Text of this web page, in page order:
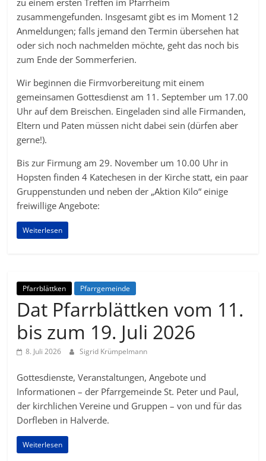
zusammengefunden. Insgesamt gibt es im Moment 12
Anmeldungen; falls jemand den Termin übersehen hat
oder sich noch nachmelden möchte, geht das noch bis
zum Ende der Sommerferien.
Wir beginnen die Firmvorbereitung mit einem
gemeinsamen Gottesdienst am 11. September um 17.00
Uhr auf dem Breischen. Eingeladen sind alle Firmanden,
Eltern und Paten müssen nicht dabei sein (dürfen aber
gerne!).
Bis zur Firmung am 29. November um 10.00 Uhr in
Hopsten finden 4 Katechesen in der Kirche statt, ein paar
Gruppenstunden und neben der „Aktion Kilo“ einige
freiwillige Angebote:
Weiterlesen
Pfarrblättken Pfarrgemeinde
Dat Pfarrblättken vom 11.
bis zum 19. Juli 2026
8. Juli 2026 Sigrid Krümpelmann
Gottesdienste, Veranstaltungen, Angebote und
Informationen – der Pfarrgemeinde St. Peter und Paul,
der kirchlichen Vereine und Gruppen – von und für das
Dorfleben in Halverde.
Weiterlesen